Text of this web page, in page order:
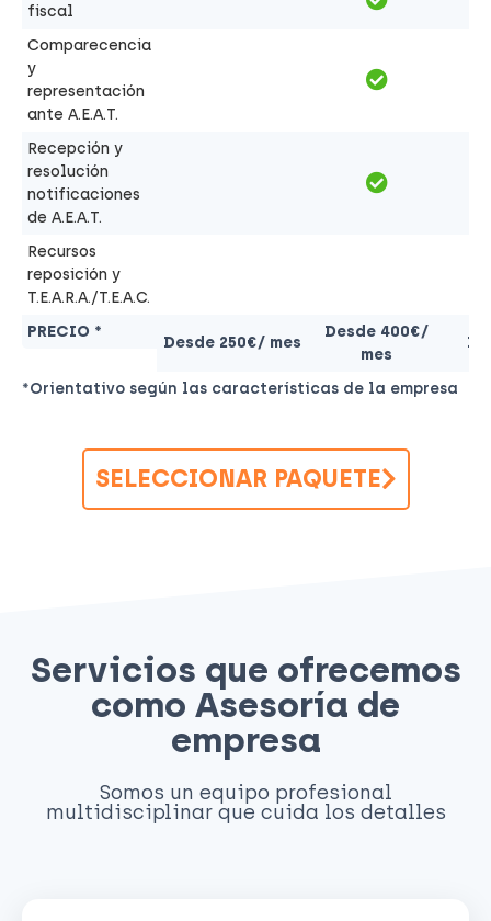
PRECIO *
Desde 250€/ mes
Desde 400€/
mes
fiscal
Comparecencia
y
representación
ante A.E.A.T.
Recepción y
resolución
notificaciones
de A.E.A.T.
Recursos
reposición y
T.E.A.R.A./T.E.A.C.
*Orientativo según las características de la empresa
SELECCIONAR PAQUETE
Servicios que ofrecemos
como Asesoría de
empresa
Somos un equipo profesional
multidisciplinar que cuida los detalles